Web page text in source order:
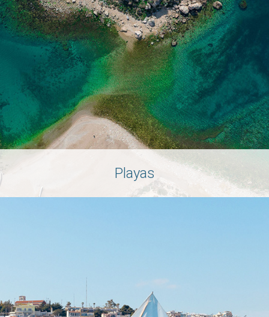
Playas